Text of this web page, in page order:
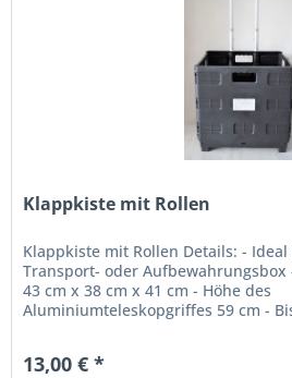
Klappkiste mit Rollen
Klappkiste mit Rollen Details: -
Transport- oder Aufbewahrungsbox
43 cm x 38 cm x 41 cm - Höhe des
Aluminiumteleskopgriffes 59 cm -
13,00 € *